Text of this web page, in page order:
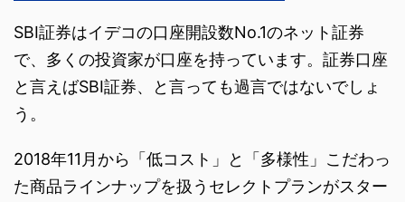
SBI証券はイデコの口座開設数No.1のネット証券
で、多くの投資家が口座を持っています。証券口座
と言えばSBI証券、と言っても過言ではないでしょ
う。
2018年11月から「低コスト」と「多様性」こだわっ
た商品ラインナップを扱うセレクトプランがスター